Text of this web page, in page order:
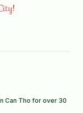
Can Tho for over 30